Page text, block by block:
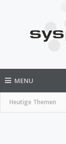
MENU
Heutige Themen